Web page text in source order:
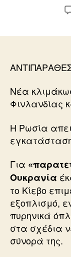
Νέα
Φινλανδίας
Η Ρωσία
Για
Ουκρανία
το Κίεβο
εξοπλισμό,
πυρηνικά
στα σχέδια
σύνορά της.